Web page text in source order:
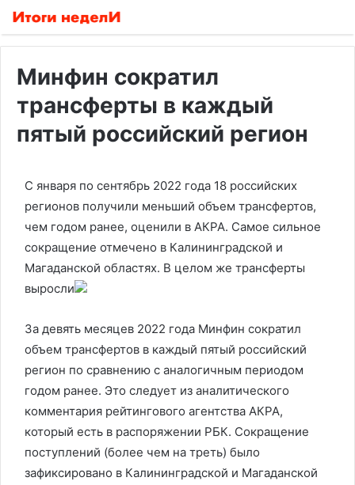
Минфин сократил
трансферты в каждый
пятый российский регион
С января по сентябрь 2022 года 18 российских
регионов получили меньший объем трансфертов,
чем годом ранее, оценили в АКРА. Самое сильное
сокращение отмечено в Калининградской и
Магаданской областях. В целом же трансферты
выросли
За девять месяцев 2022 года Минфин сократил
объем трансфертов в каждый пятый российский
регион по сравнению с аналогичным периодом
годом ранее. Это следует из аналитического
комментария рейтингового агентства АКРА,
который есть в распоряжении РБК. Сокращение
поступлений (более чем на треть) было
зафиксировано в Калининградской и Магаданской